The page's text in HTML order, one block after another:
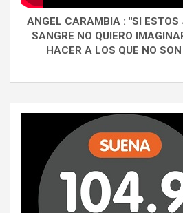
ANGEL CARAMBIA : "SI ESTOS
SANGRE NO QUIERO
HACER A LOS QUE NO